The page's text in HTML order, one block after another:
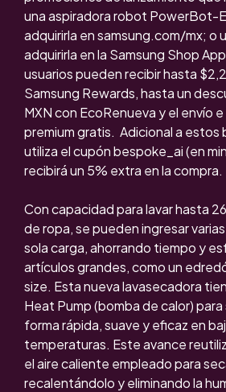
una aspiradora robot PowerBot-
adquirirla ensamsung.com/mx; o
adquirirla en la Samsung Shop App
usuarios pueden recibir hasta
Samsung Rewards, hasta un
MXN con EcoRenueva y el envío
premium gratis. Adicional a estos
utiliza el cupón bespoke_ai (en
recibirá un 5% extra en la compra.
Con capacidad para lavar hasta
de ropa, se pueden ingresar
sola carga, ahorrando tiempo y
artículos grandes, como un
size. Estanueva lavasecadora
Heat Pump (bomba de calor)
forma rápida, suave y eficaz en
temperaturas. Este avance
el aire caliente empleado para
recalentándolo y eliminando la